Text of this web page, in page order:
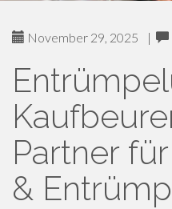
November 29, 2025 |
Partner
&